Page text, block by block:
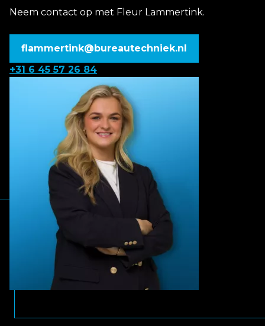
Neem contact op met Fleur Lammertink.
flammertink@bureautechniek.nl
+31 6 45 57 26 84